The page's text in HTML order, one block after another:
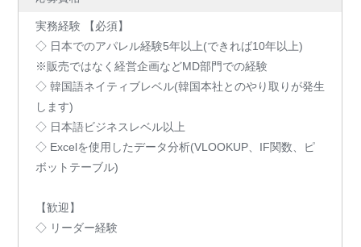
実務経験 【必須】
◇ 日本でのアパレル経験5年以上(できれば10年以上)
※販売ではなく経営企画などMD部門での経験
◇ 韓国語ネイティブレベル(韓国本社とのやり取りが発生
します)
◇ 日本語ビジネスレベル以上
◇ Excelを使用したデータ分析(VLOOKUP、IF関数、ピ
ボットテーブル)
【歓迎】
◇ リーダー経験